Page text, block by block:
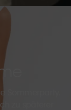
Sommerparty.
zu späterer